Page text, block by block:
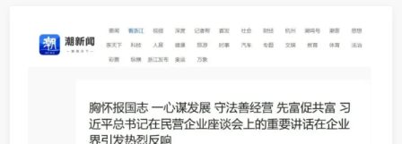
0574-56786515
浙江省宁波市北仑区小港纬六路68号1幢1号，4